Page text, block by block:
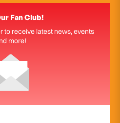
Fan Club!
to receive latest news, events
more!